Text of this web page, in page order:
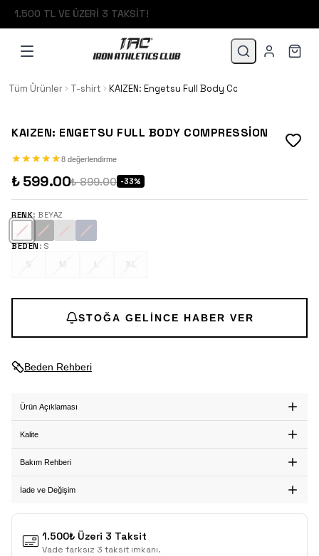
1.500 TL VE ÜZERİ 3 TAKSİT!
Tüm Ürünler T-shirt KAIZEN: Engetsu Full Body Compression
KAIZEN: ENGETSU FULL BODY COMPRESSION
★
★★
★★
★★
★★
★8 değerlendirme
₺ 599.00₺ 899.00 -33%
RENK: BEYAZ
BEDEN : S
S
M L XL
Beden Rehberi
STOĞA GELINCE HABER VER
Ürün Açıklaması
Kalite
Bakım Rehberi
İade ve Değişim
1.500₺ Üzeri 3 Taksit
Vade farksız 3 taksit imkanı.